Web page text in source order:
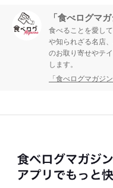
「食べログマ
食べることを愛し
や知られざる名店
のお取り寄せやテ
します。
「食べログマガジ